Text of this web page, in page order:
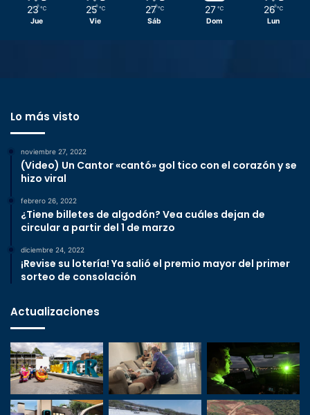
23 ℃
Jue
25 ℃
Vie
27 ℃
Sáb
27 ℃
Dom
26 ℃
Lun
Lo más visto
noviembre 27, 2022
(Video) Un Cantor «cantó» gol tico con el corazón y se
hizo viral
febrero 26, 2022
¿Tiene billetes de algodón? Vea cuáles dejan de
circular a partir del 1 de marzo
diciembre 24, 2022
¡Revise su lotería! Ya salió el premio mayor del primer
sorteo de consolación
Actualizaciones